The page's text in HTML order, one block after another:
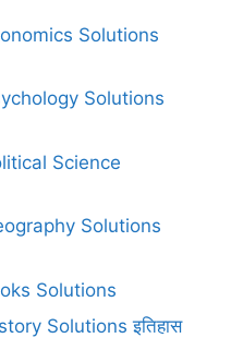
Solutions
Solutions
Science
Solutions
Solutions
Solutions इतिहास